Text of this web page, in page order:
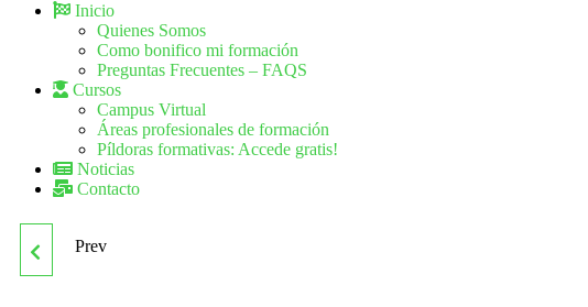
Inicio
Quienes Somos
Como bonifico mi formación
Preguntas Frecuentes – FAQS
Cursos
Campus Virtual
Áreas profesionales de formación
Píldoras formativas: Accede gratis!
Noticias
Contacto
TÉCNICO PROFESIONAL
Prev